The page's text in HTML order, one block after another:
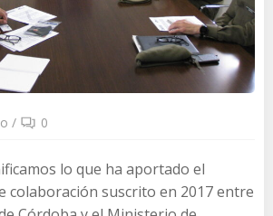
/ 0
lo que ha aportado el
colaboración suscrito en 2017 entre